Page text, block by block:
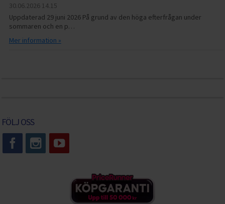
30.06.2026 14.15
Uppdaterad 29 juni 2026 På grund av den höga efterfrågan under
sommaren och en p…
Mer information »
FÖLJ OSS